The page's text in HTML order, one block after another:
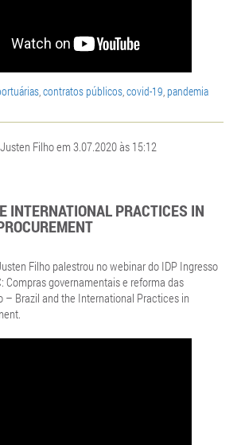
,contratos públicos,covid-19, pandemia
Filho em 3.07.2020 às 15:12
INTERNATIONAL PRACTICES IN
Filho palestrou no webinar do IDP Ingresso
Compras governamentais e reforma das
– Brazil and the International Practices in